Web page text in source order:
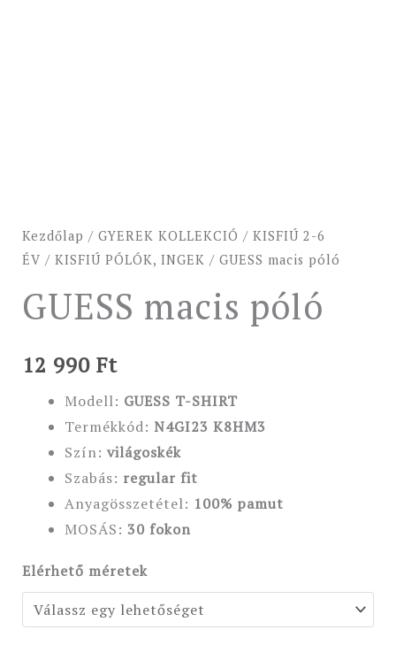
Kezdőlap / GYEREK KOLLEKCIÓ / KISFIÚ 2-6
ÉV / KISFIÚ PÓLÓK, INGEK / GUESS macis póló
GUESS macis póló
12 990 Ft
Modell: GUESS T-SHIRT
Termékkód: N4GI23 K8HM3
Szín: világoskék
Szabás: regular fit
Anyagösszetétel: 100% pamut
MOSÁS: 30 fokon
Elérhető méretek